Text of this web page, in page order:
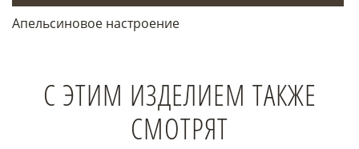
Апельсиновое настроение
С ЭТИМ ИЗДЕЛИЕМ ТАКЖЕ
СМОТРЯТ